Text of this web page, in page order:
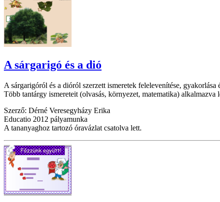
A sárgarigó és a dió
A sárgarigóról és a dióról szerzett ismeretek felelevenítése, gyakorlása
Több tantárgy ismereteit (olvasás, környezet, matematika) alkalmazva
Szerző: Dérné Veresegyházy Erika
Educatio 2012 pályamunka
A tananyaghoz tartozó óravázlat csatolva lett.